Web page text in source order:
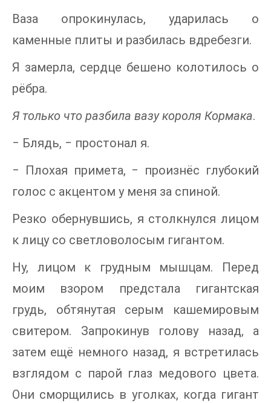
Ваза опрокинулась, ударилась о
каменные плиты и разбилась вдребезги.
Я замерла, сердце бешено колотилось о
рёбра.
Я только что разбила вазу короля Кормака.
‒ Блядь, ‒ простонал я.
‒ Плохая примета, ‒ произнёс глубокий
голос с акцентом у меня за спиной.
Резко обернувшись, я столкнулся лицом
к лицу со светловолосым гигантом.
Ну, лицом к грудным мышцам. Перед
моим взором предстала гигантская
грудь, обтянутая серым кашемировым
свитером. Запрокинув голову назад, а
затем ещё немного назад, я встретилась
взглядом с парой глаз медового цвета.
Они сморщились в уголках, когда гигант